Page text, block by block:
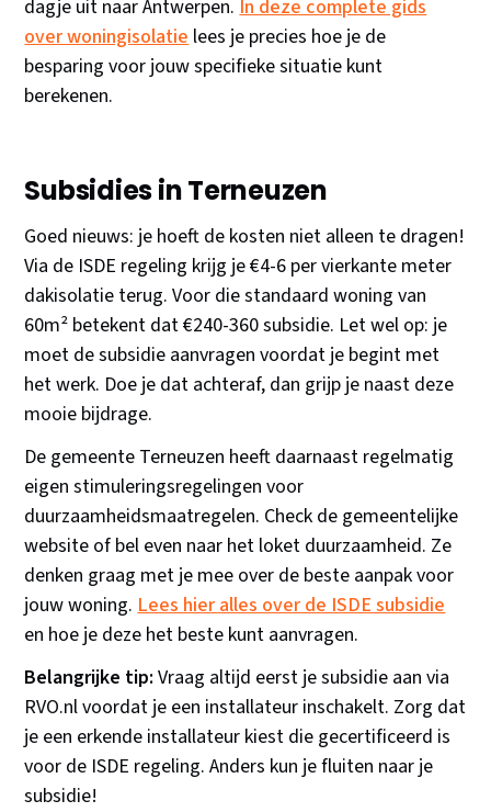
dagje uit naar Antwerpen.In deze complete gids
over woningisolatielees je precies hoe je de
besparing voor jouw specifieke situatie kunt
berekenen.
Subsidies in Terneuzen
Goed nieuws: je hoeft de kosten niet alleen te dragen!
Via de ISDE regeling krijg je €4-6 per vierkante meter
dakisolatie terug. Voor die standaard woning van
60m² betekent dat €240-360 subsidie. Let wel op: je
moet de subsidie aanvragen voordat je begint met
het werk. Doe je dat achteraf, dan grijp je naast deze
mooie bijdrage.
De gemeente Terneuzen heeft daarnaast regelmatig
eigen stimuleringsregelingen voor
duurzaamheidsmaatregelen. Check de gemeentelijke
website of bel even naar het loket duurzaamheid. Ze
denken graag met je mee over de beste aanpak voor
jouw woning.Lees hier alles over de ISDE subsidie
en hoe je deze het beste kunt aanvragen.
Belangrijke tip: Vraag altijd eerst je subsidie aan via
RVO.nl voordat je een installateur inschakelt. Zorg dat
je een erkende installateur kiest die gecertificeerd is
voor de ISDE regeling. Anders kun je fluiten naar je
subsidie!